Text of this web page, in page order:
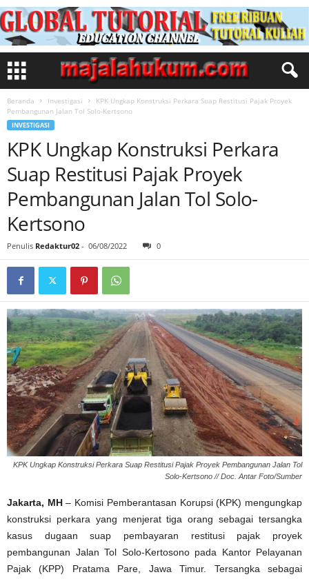
Beranda Investigasi
KPK Ungkap Konstruksi Perkara Suap Restitusi Pajak Proyek
Pembangunan Jalan Tol Solo-Kertsono
INVESTIGASI
KPK Ungkap Konstruksi Perkara
Suap Restitusi Pajak Proyek
Pembangunan Jalan Tol Solo-
Kertsono
Penulis Redaktur02 - 06/08/2022 0
KPK Ungkap Konstruksi Perkara Suap Restitusi Pajak Proyek Pembangunan Jalan Tol
Solo-Kertsono // Doc. Antar Foto/Sumber
Jakarta, MH– Komisi Pemberantasan Korupsi (KPK) mengungkap
konstruksi perkara yang menjerat tiga orang sebagai tersangka
kasus dugaan suap pembayaran restitusi pajak proyek
pembangunan Jalan Tol Solo-Kertosono pada Kantor Pelayanan
Pajak (KPP) Pratama Pare, Jawa Timur. Tersangka sebagai